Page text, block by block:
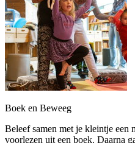
Boek en Beweeg
Beleef samen met je kleintje een
voorlezen uit een boek. Daarna